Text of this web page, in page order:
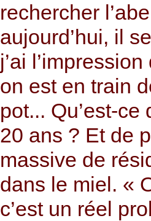
rechercher
aujourd’hui, il
j’ai
on est en train
pot... Qu’est-
20 ans ? Et de
massive de
dans le miel. «
c’est un réel